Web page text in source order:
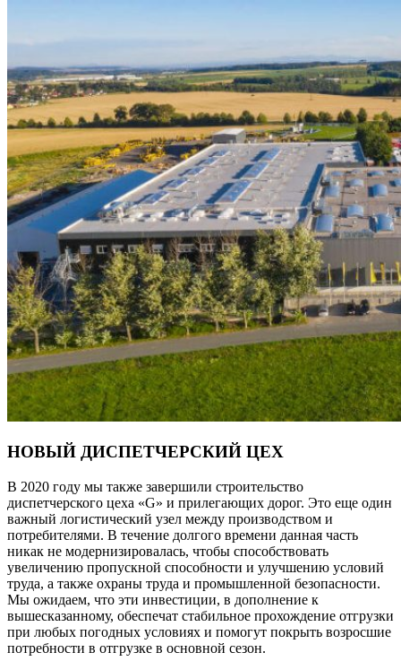
НОВЫЙ ДИСПЕТЧЕРСКИЙ ЦЕХ
В 2020 году мы также завершили строительство
диспетчерского цеха «G» и прилегающих дорог. Это еще один
важный логистический узел между производством и
потребителями. В течение долгого времени данная часть
никак не модернизировалась, чтобы способствовать
увеличению пропускной способности и улучшению условий
труда, а также охраны труда и промышленной безопасности.
Мы ожидаем, что эти инвестиции, в дополнение к
вышесказанному, обеспечат стабильное прохождение отгрузки
при любых погодных условиях и помогут покрыть возросшие
потребности в отгрузке в основной сезон.